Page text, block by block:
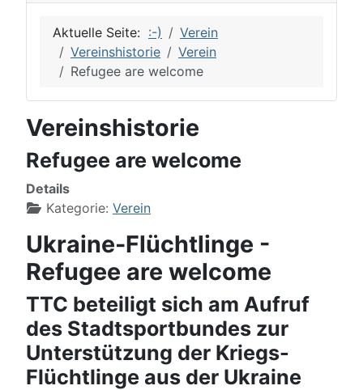
Aktuelle Seite: :-)
Verein
Vereinshistorie
Verein
Refugee are welcome
Vereinshistorie
Refugee are welcome
Details
Kategorie: Verein
Ukraine-Flüchtlinge -
Refugee are welcome
TTC beteiligt sich am Aufruf
des Stadtsportbundes zur
Unterstützung der Kriegs-
Flüchtlinge aus der Ukraine